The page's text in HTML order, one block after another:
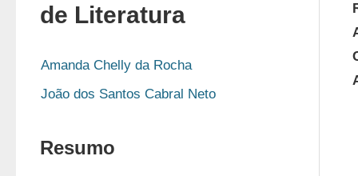
de Literatura
Amanda Chelly da Rocha
João dos Santos Cabral Neto
Resumo